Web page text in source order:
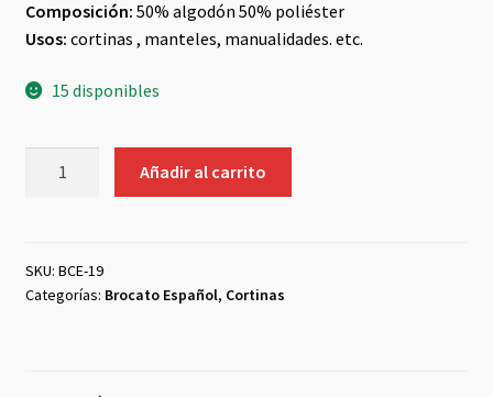
Composición: 50% algodón 50% poliéster
Usos: cortinas , manteles, manualidades. etc.
15 disponibles
Añadir al carrito
SKU: BCE-19
Categorías: Brocato Español, Cortinas